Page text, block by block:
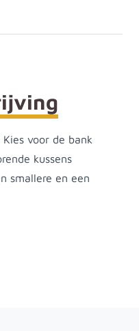
voor de bank
kussens
smallere en een